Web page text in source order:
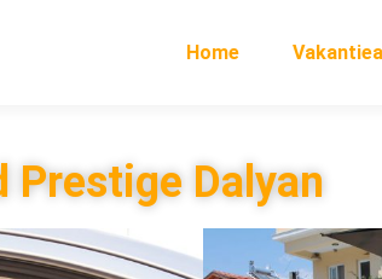
Home
Prestige Dalyan